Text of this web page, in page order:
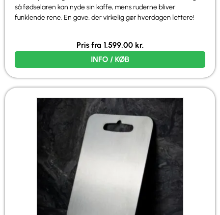
så fødselaren kan nyde sin kaffe, mens ruderne bliver
funklende rene. En gave, der virkelig gør hverdagen lettere!
Pris fra 1.599,00 kr.
INFO / KØB